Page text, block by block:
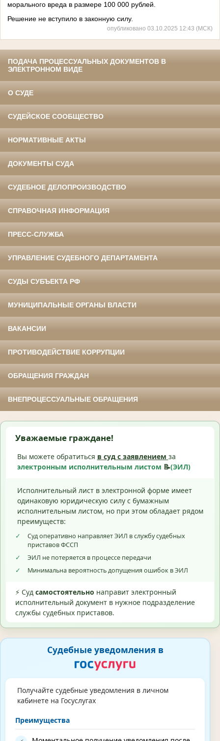
морального вреда в размере 100 000 рублей.
Решение не вступило в законную силу.
опубликовано 03.10.2025 12:43 (МСК)
ПОДАЧА ПРОЦЕССУАЛЬНЫХ ДОКУМЕНТОВ В
ЭЛЕКТРОННОМ ВИДЕ
О СУДЕ
СУДЕЙСКОЕ СООБЩЕСТВО
НОРМАТИВНЫЕ АКТЫ
ДОКУМЕНТЫ СУДА
СУДЕБНОЕ ДЕЛОПРОИЗВОДСТВО
СПРАВОЧНАЯ ИНФОРМАЦИЯ
ПРЕСС-СЛУЖБА
УПРАВЛЕНИЕ СУДЕБНОГО ДЕПАРТАМЕНТА
СУДЫ СУБЪЕКТА РФ
МУНИЦИПАЛЬНЫЕ ОРГАНЫ ВЛАСТИ
ВАКАНСИИ
ПРОТИВОДЕЙСТВИЕ КОРРУПЦИИ
ОБРАЩЕНИЯ ГРАЖДАН
ВНЕПРОЦЕССУАЛЬНЫЕ ОБРАЩЕНИЯ
Уважаемые граждане!
Вы можете обратиться в суд с заявлением за
электронным исполнительным листом 📝(ЭИЛ)
Исполнительный лист в электронной форме имеет
одинаковую юридическую силу с бумажным
исполнительным листом, но при этом обладает рядом
преимуществ:
✓
Суд оперативно направляет ЭИЛ в службу судебных
приставов ФССП
✓
ЭИЛ не потеряется в процессе передачи
✓
Минимальна вероятность допущения ошибок в ЭИЛ
⚡ Суд самостоятельно направит электронный
исполнительный документ в нужное подразделение
службы судебных приставов.
Судебные уведомления в
Получайте судебные уведомления в личном
кабинете на Госуслугах
Преимущества